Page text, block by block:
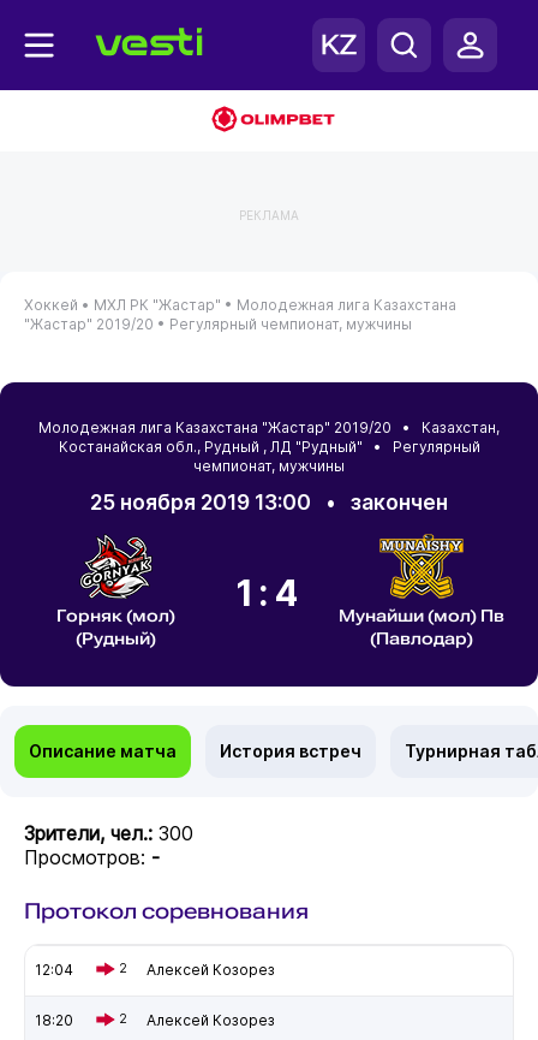
РЕКЛАМА
Хоккей • МХЛ РК "Жастар" • Молодежная лига Казахстана
"Жастар" 2019/20 • Регулярный чемпионат, мужчины
Молодежная лига Казахстана "Жастар" 2019/20 • Казахстан,
Костанайская обл., Рудный , ЛД "Рудный" • Регулярный
чемпионат, мужчины
25 ноября 2019 13:00 • закончен
Горняк (мол)
(Рудный)
1:4
Мунайши (мол) Пв
(Павлодар)
Описание матча История встреч Турнирная
Зрители, чел.: 300
Просмотров: -
Протокол соревнования
12:04 2 Алексей Козорез
18:20 2 Алексей Козорез